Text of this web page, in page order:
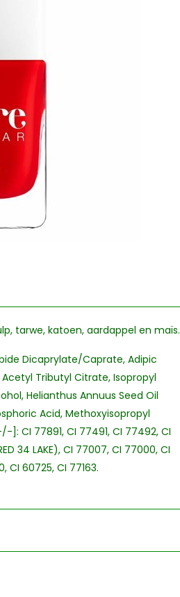
tarwe, katoen, aardappel en maïs.
Dicaprylate/Caprate, Adipic
Tributyl Citrate, Isopropyl
Helianthus Annuus Seed Oil
Acid, Methoxyisopropyl
CI 77891, CI 77491, CI 77492, CI
34 LAKE), CI 77007, CI 77000, CI
CI 60725, CI 77163.